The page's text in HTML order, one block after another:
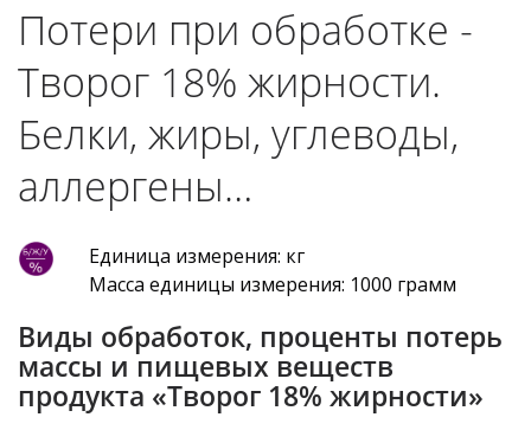
Потери при обработке -
Творог 18% жирности.
Белки, жиры, углеводы,
аллергены…
Единица измерения: кг
Масса единицы измерения: 1000 грамм
Виды обработок, проценты потерь
массы и пищевых веществ
продукта «Творог 18% жирности»